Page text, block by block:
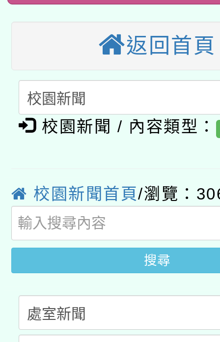
招)
暨閱讀推動專業研習
科技賦能─人工智慧
A3數位素養講師名單
「數位內容與教學軟體
pilot」
有關大陸委員會函釋公
薪期間赴陸應申請許可
轉知經濟部水利署委託
用水績優單位及節水達
動」
桃園市孔廟祈福系列
開 智慧啟航」
2026年桃園地景藝術
返回首頁
校園新聞 / 內容類型：
校園新聞首頁/瀏覽：
搜尋